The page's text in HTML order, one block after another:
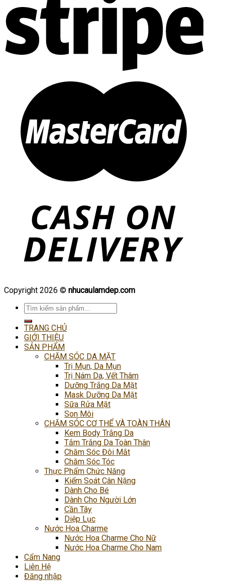
Copyright 2026 © nhucaulamdep.com
Tìm
kiếm:
TRANG CHỦ
GIỚI THIỆU
SẢN PHẨM
CHĂM SÓC DA MẶT
Trị Mụn, Da Mụn
Trị Nám Da, Vết Thâm
Dưỡng Trắng Da Mặt
Mask Dưỡng Da Mặt
Sữa Rửa Mặt
Son Môi
CHĂM SÓC CƠ THỂ VÀ TOÀN THÂN
Kem Body Trắng Da
Tắm Trắng Da Toàn Thân
Chăm Sóc Đôi Mắt
Chăm Sóc Tóc
Thực Phẩm Chức Năng
Kiểm Soát Cân Nặng
Dành Cho Bé
Dành Cho Người Lớn
Cần Tây
Diệp Lục
Nước Hoa Charme
Nước Hoa Charme Cho Nữ
Nước Hoa Charme Cho Nam
Cẩm Nang
Liên Hệ
Đăng nhập